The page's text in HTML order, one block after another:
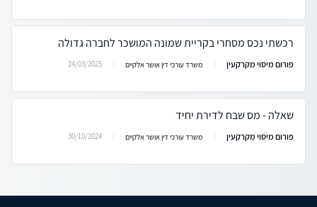
רכשתי נכס מסחרי בקריית שמונה המושכר לחברה גדולה
פורום מיסוי מקרקעין משרד עורכי דין אושר אלקיים 24/03/2025
שאלה - מס שבח לדירת יחיד
פורום מיסוי מקרקעין משרד עורכי דין אושר אלקיים 30/10/2024